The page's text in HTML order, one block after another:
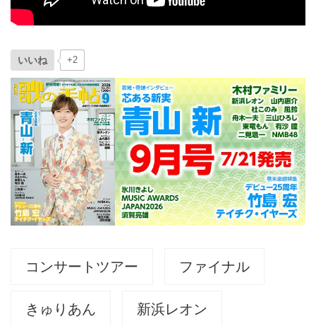
いいね +2
コンサートツアー ファイナル
きゅりあん 新浜レオン